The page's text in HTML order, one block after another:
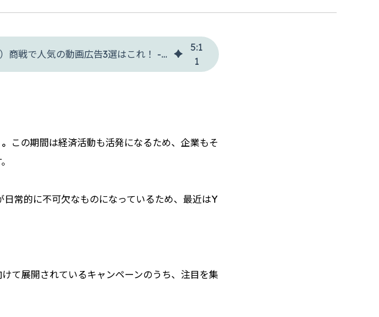
【注目事例を紹介】2021年のベトナム旧正月（テト）商戦で人気の動画広告3選はこれ！ - クリスク
5:1
1
この期間は経済活動も活発になるため、企業もそ
常的に不可欠なものになっているため、最近はY
て展開されているキャンペーンのうち、注目を集